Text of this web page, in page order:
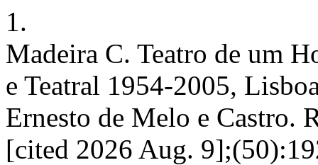
1.
Madeira C. Teatro de um
e Teatral 1954-2005,
Ernesto de Melo e Castro.
[cited 2026 Aug.